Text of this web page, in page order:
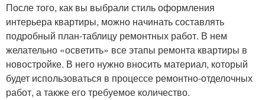
После того, как вы выбрали стиль оформления
интерьера квартиры, можно начинать составлять
подробный план-таблицу ремонтных работ. В нем
желательно «осветить» все этапы ремонта квартиры в
новостройке. В него нужно вносить материал, который
будет использоваться в процессе ремонтно-отделочных
работ, а также его требуемое количество.